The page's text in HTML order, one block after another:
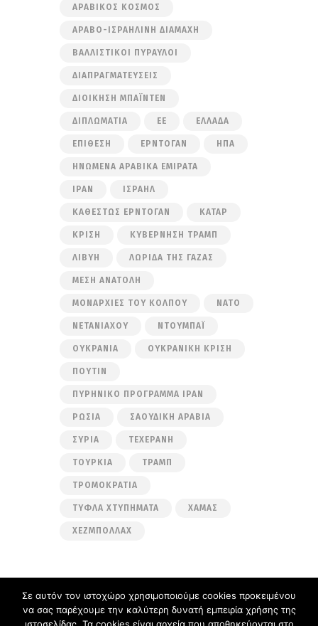
ΑΡΑΒΙΚΌΣ ΚΌΣΜΟΣ
ΑΡΑΒΟ-ΙΣΡΑΗΛΙΝΉ ΔΙΑΜΆΧΗ
ΒΑΛΛΙΣΤΙΚΟΊ ΠΎΡΑΥΛΟΙ
ΔΙΑΠΡΑΓΜΑΤΕΎΣΕΙΣ
ΔΙΟΊΚΗΣΗ ΜΠΆΙΝΤΕΝ
ΔΙΠΛΩΜΑΤΊΑ ΕΕ ΕΛΛΆΔΑ
ΕΠΊΘΕΣΗ ΕΡΝΤΟΓΆΝ ΗΠΑ
ΗΝΩΜΈΝΑ ΑΡΑΒΙΚΆ ΕΜΙΡΆΤΑ
ΙΡΆΝ ΙΣΡΑΉΛ
ΚΑΘΕΣΤΏΣ ΕΡΝΤΟΓΆΝ ΚΑΤΆΡ
ΚΡΊΣΗ ΚΥΒΈΡΝΗΣΗ ΤΡΑΜΠ
ΛΙΒΎΗ ΛΩΡΊΔΑ ΤΗΣ ΓΆΖΑΣ
ΜΈΣΗ ΑΝΑΤΟΛΉ
ΜΟΝΑΡΧΊΕΣ ΤΟΥ ΚΌΛΠΟΥ ΝΑΤΟ
ΝΕΤΑΝΙΆΧΟΥ ΝΤΟΥΜΠΆΙ
ΟΥΚΡΑΝΊΑ ΟΥΚΡΑΝΙΚΉ ΚΡΊΣΗ
ΠΟΎΤΙΝ
ΠΥΡΗΝΙΚΌ ΠΡΌΓΡΑΜΜΑ ΙΡΆΝ
ΡΩΣΊΑ ΣΑΟΥΔΙΚΉ ΑΡΑΒΊΑ
ΣΥΡΊΑ ΤΕΧΕΡΆΝΗ
ΤΟΥΡΚΊΑ ΤΡΑΜΠ
ΤΡΟΜΟΚΡΑΤΊΑ
ΤΥΦΛΆ ΧΤΥΠΉΜΑΤΑ ΧΑΜΆΣ
ΧΕΖΜΠΟΛΛΆΧ
Ακολουθήστε μας στα μέσα κοινωνικής
Σε αυτόν τον ιστοχώρο χρησιμοποιούμε cookies προκειμένου
να σας παρέχουμε την καλύτερη δυνατή εμπειρία χρήσης της